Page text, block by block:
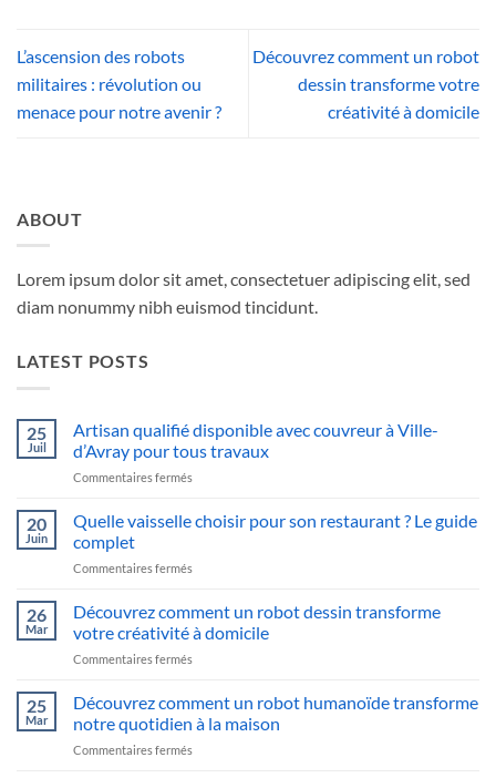
L’ascension des robots
militaires : révolution ou
menace pour notre avenir ?
Découvrez comment un robot
dessin transforme votre
créativité à domicile
ABOUT
Lorem ipsum dolor sit amet, consectetuer adipiscing elit, sed
diam nonummy nibh euismod tincidunt.
LATEST POSTS
25
Juil
Artisan qualifié disponible avec couvreur à Ville-
d’Avray pour tous travaux
Commentaires fermés
qualifié
disponible
couvreur
Ville-
d’Avray
tous
20
Juin
Quelle vaisselle choisir pour son restaurant ? Le guide
complet
Commentaires fermés
vaisselle
choisir
pour
son
?
Le
complet
26
Mar
Découvrez comment un robot dessin transforme
votre créativité à domicile
Commentaires fermés
comment
un
robot
dessin
25
Mar
Découvrez comment un robot humanoïde transforme
notre quotidien à la maison
Commentaires fermés